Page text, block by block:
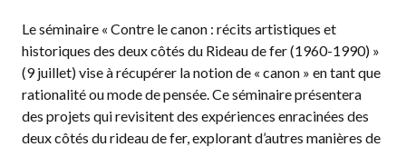
Le séminaire « Contre le canon : récits artistiques et
historiques des deux côtés du Rideau de fer (1960-1990) »
(9 juillet) vise à récupérer la notion de « canon » en tant que
rationalité ou mode de pensée. Ce séminaire présentera
des projets qui revisitent des expériences enracinées des
deux côtés du rideau de fer, explorant d’autres manières de